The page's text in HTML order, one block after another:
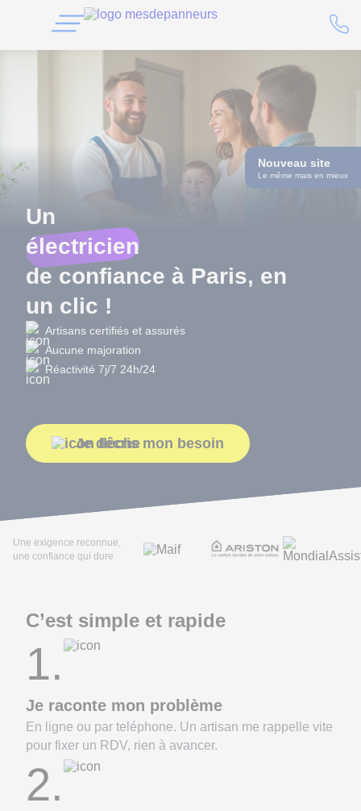
Nouveau site
Le même mais en mieux
Un
électricien
de confiance à Paris, en
un clic !
Artisans certifiés et assurés
Aucune majoration
Réactivité 7j/7 24h/24
Je décris mon besoin
Une exigence reconnue,
une confiance qui dure
C’est simple et rapide
1.
Je raconte mon problème
En ligne ou par teléphone. Un artisan me rappelle vite
pour fixer un RDV, rien à avancer.
2.